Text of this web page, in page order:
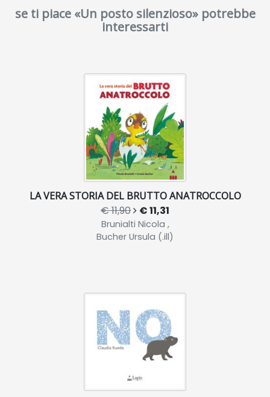
se ti piace «Un posto silenzioso» potrebbe
interessarti
LA VERA STORIA DEL BRUTTO ANATROCCOLO
€ 11,90 € 11,31
Brunialti Nicola ,
Bucher Ursula (.ill)